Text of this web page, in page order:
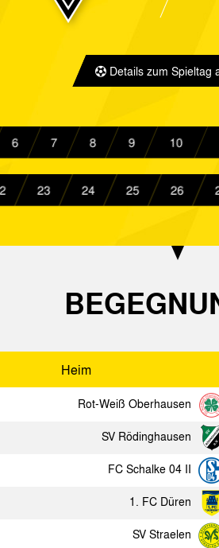
SV Straelen
SV Bergisch Gladbach 09
Alemannia Aachen
FC Schalke 04 II
Alemannia Aachen
DJK FV Haaren
2023
Lommel SK
Alemannia Aachen
Details zum Spieltag
6 7 8 9 10
23 24 25 26
Heim
Rot-Weiß Oberhausen
SV Rödinghausen
FC Schalke 04 II
1. FC Düren
SV Straelen